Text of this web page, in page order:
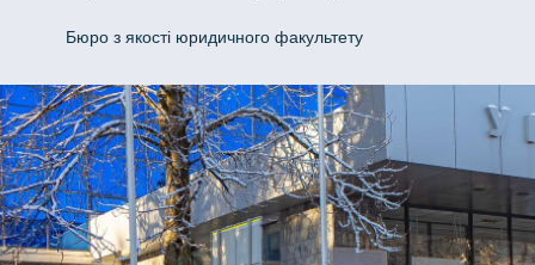
Бюро з якості юридичного факультету